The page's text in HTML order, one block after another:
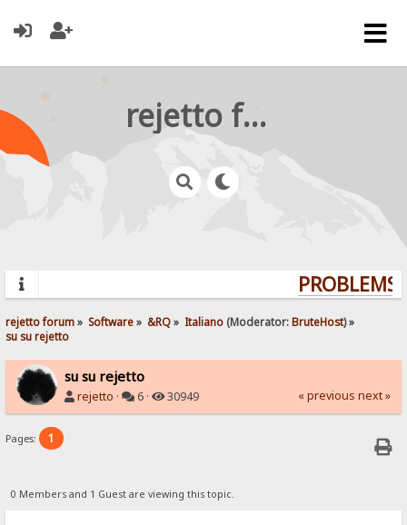
rejetto forum
rejetto forum» Software» &RQ» Italiano (Moderator:BruteHost) »
su su rejetto
su su rejetto
rejetto · 6 · 30949 « previous next »
Pages: 1
0 Members and 1 Guest are viewing this topic.